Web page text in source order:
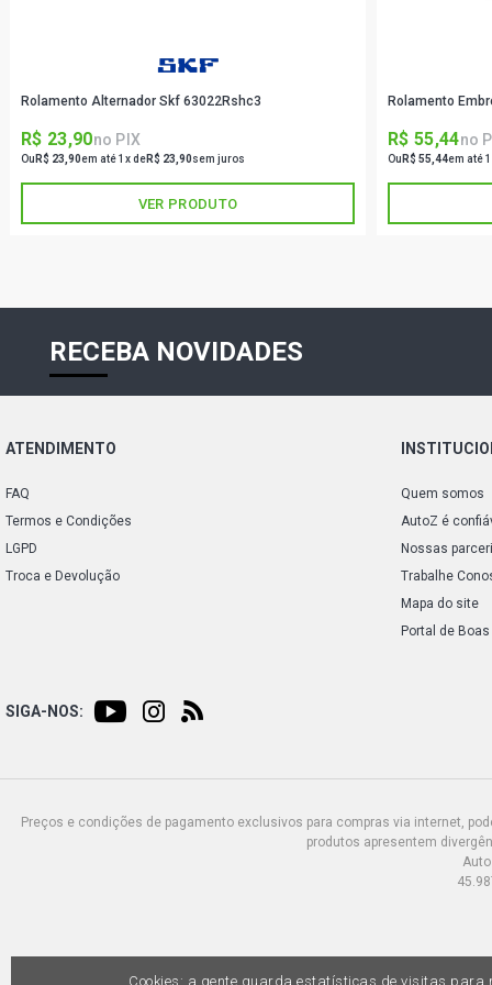
Rolamento Alternador Skf 63022Rshc3
R$ 23,90no PIX
Ou R$ 23,90em até 1x deR$ 23,90sem juros
VER PRODUTO
Rolamento
R$ 55,44no
Ou R$ 55,44em até
RECEBA NOVIDADES
ATENDIMENTO
FAQ
Termos e Condições
LGPD
Troca e Devolução
Quem somos
AutoZ é
Nossas
Trabalhe
Mapa do site
Portal de
SIGA-NOS:
Preços e condições de pagamento exclusivos para compras via internet,
produtos apresentem
Cookies: a gente guarda estatísticas de visitas para